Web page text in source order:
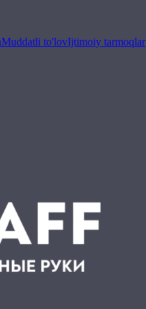
Muddatli to'lovIjtimoiy tarmoqlar